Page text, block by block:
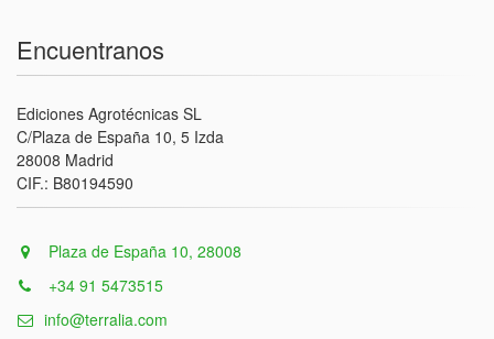
Encuentranos
Ediciones Agrotécnicas SL
C/Plaza de España 10, 5 Izda
28008 Madrid
CIF.: B80194590
Plaza de España 10, 28008
+34 91 5473515
info@terralia.com